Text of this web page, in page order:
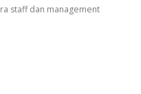
staff dan management